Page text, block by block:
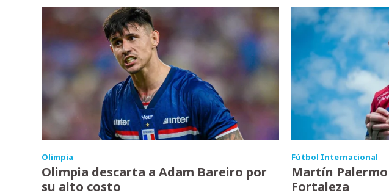
Olimpia
Olimpia descarta a Adam Bareiro por
su alto costo
Fútbol Internacional
Martín
Fortaleza